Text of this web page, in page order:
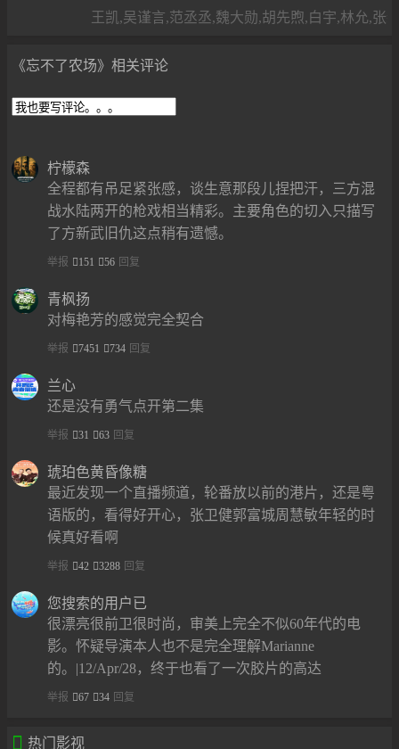
王凯,吴谨言,范丞丞,魏大勋,胡先煦,白宇,林允,张
《忘不了农场》相关评论
柠檬森
全程都有吊足紧张感，谈生意那段儿捏把汗，三方混
战水陆两开的枪戏相当精彩。主要角色的切入只描写
了方新武旧仇这点稍有遗憾。
举报 151 56 回复
青枫扬
对梅艳芳的感觉完全契合
举报 7451 734 回复
兰心
还是没有勇气点开第二集
举报 31 63 回复
琥珀色黄昏像糖
最近发现一个直播频道，轮番放以前的港片，还是粤
语版的，看得好开心，张卫健郭富城周慧敏年轻的时
候真好看啊
举报 42 3288 回复
您搜索的用户已
很漂亮很前卫很时尚，审美上完全不似60年代的电
影。怀疑导演本人也不是完全理解Marianne
的。|12/Apr/28，终于也看了一次胶片的高达
举报 67 34 回复
 热门影视